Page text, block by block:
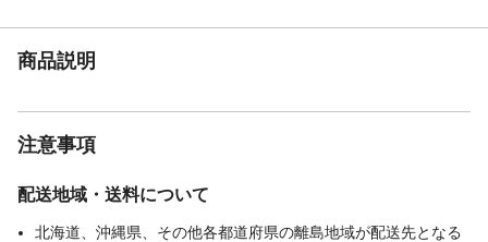
商品説明
注意事項
配送地域・送料について
北海道、沖縄県、その他各都道府県の離島地域が配送先となる